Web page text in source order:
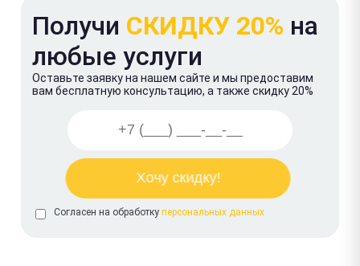
Получи СКИДКУ 20% на
любые услуги
Оставьте заявку на нашем сайте и мы предоставим
вам бесплатную консультацию, а также скидку 20%
Согласен на обработку персональных данных